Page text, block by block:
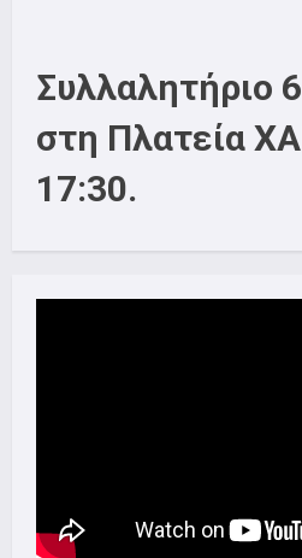
Συλλαλητήριο
στη Πλατεία
17:30.